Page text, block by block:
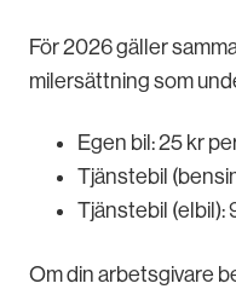
För 2026 gäller
milersättning som
Egen bil: 25 kr
Tjänstebil
Tjänstebil (elbil):
Om din arbetsgivare